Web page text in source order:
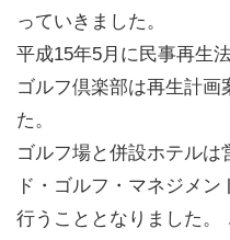
っていきました。
平成15年5月に民事再生
ゴルフ倶楽部は再生計画
た。
ゴルフ場と併設ホテルは
ド・ゴルフ・マネジメ
行うこととなりました。